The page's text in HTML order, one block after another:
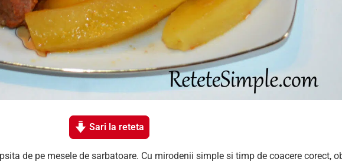
Sari la reteta
de pe mesele de sarbatoare. Cu mirodenii simple si timp de coacere corect,